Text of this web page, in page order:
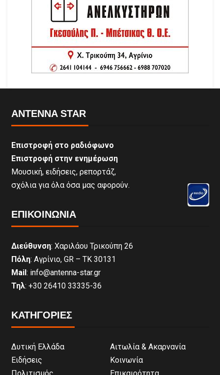
ANTENNA STAR
Επιστροφή στο ραδιόφωνο
Επιστροφή στην ενημέρωση
Μουσική, ειδήσεις, ρεπορτάζ,
σχόλια για όλα όσα μας αφορούν.
ΕΠΙΚΟΙΝΩΝΊΑ
Διεύθυνση: Χαριλάου Τρικούπη 26
Πόλη: Αγρίνιο, GR – ΤΚ 30131
Mail : info@antenna-star.gr
Τηλ: +30 26410 33335-36
ΚΑΤΗΓΟΡΙΕΣ
Δυτική Ελλάδα
Αιτωλία & Ακαρνανία
Ειδήσεις
Κοινωνία